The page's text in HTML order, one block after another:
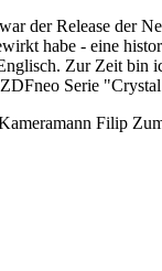
der Release der
habe - eine
Zur Zeit bin
Serie
Filip